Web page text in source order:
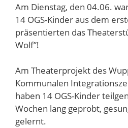
Am Dienstag, den 04.06.
14 OGS-Kinder aus dem
präsentierten das
Wolf”!
Am Theaterprojekt des
Kommunalen
haben 14 OGS-Kinder
Wochen lang geprobt,
gelernt.